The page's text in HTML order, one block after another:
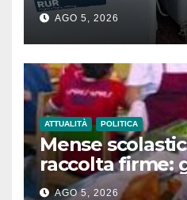
ASMIU
AGO 5, 2026
ATTUALITÀ POLITICA
Mense
raccolta firme:
chiedono il
AGO 5, 2026